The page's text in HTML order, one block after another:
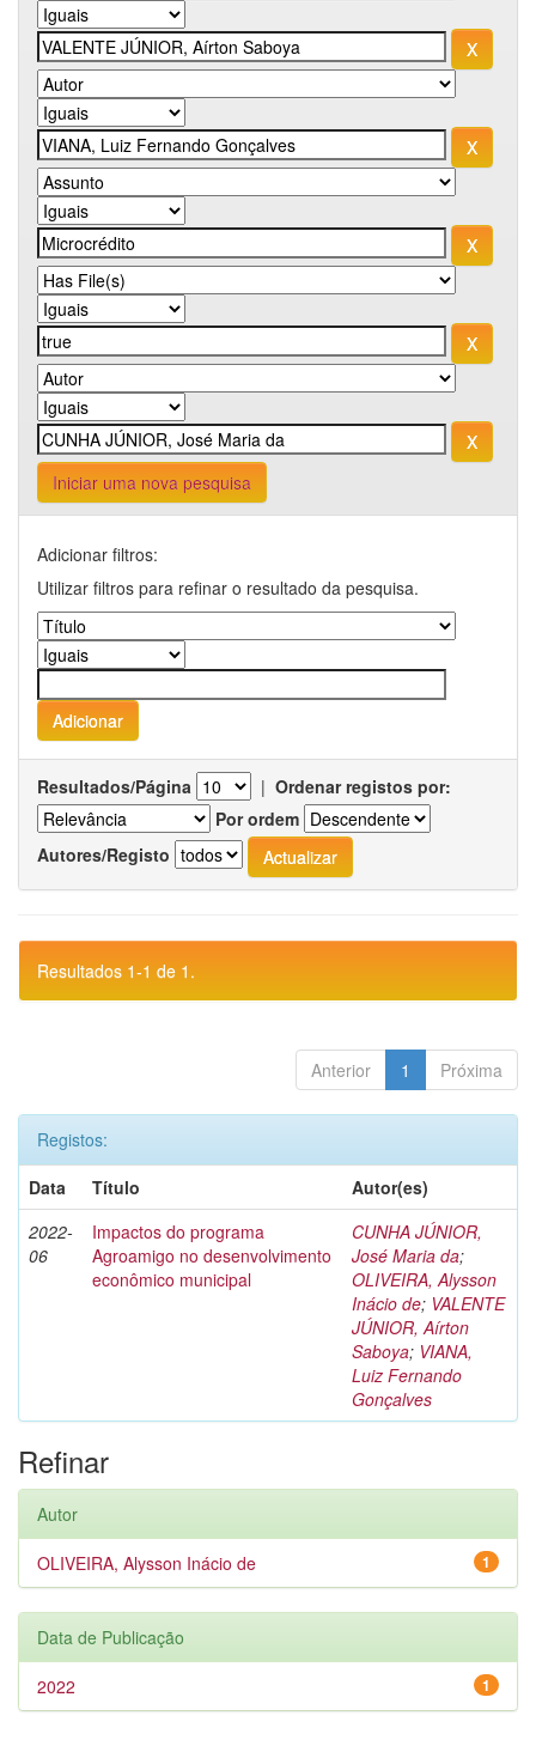
Iniciar uma nova pesquisa
Adicionar filtros:
Utilizar filtros para refinar o resultado da pesquisa.
Resultados/Página | Ordenar registos por:
Por ordem
Autores/Registo
Resultados 1-1 de 1.
Anterior 1 Próxima
Registos:
Data
Título
Autor(es)
2022-
06
Impactos do programa
Agroamigo no desenvolvimento
econômico municipal
CUNHA JÚNIOR,
José Maria da;
OLIVEIRA, Alysson
Inácio de; VALENTE
JÚNIOR, Aírton
Saboya; VIANA,
Luiz Fernando
Gonçalves
Refinar
Autor
1
OLIVEIRA, Alysson Inácio de
Data de Publicação
1
2022